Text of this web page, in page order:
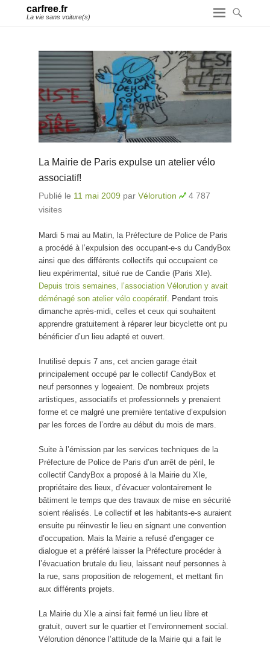
carfree.fr
La vie sans voiture(s)
La Mairie de Paris expulse un atelier vélo
associatif!
Publié le 11 mai 2009 par Vélorution
4 787
visites
Mardi 5 mai au Matin, la Préfecture de Police de Paris
a procédé à l’expulsion des occupant-e-s du CandyBox
ainsi que des différents collectifs qui occupaient ce
lieu expérimental, situé rue de Candie (Paris XIe).
Depuis trois semaines, l’association Vélorution y avait
déménagé son atelier vélo coopératif. Pendant trois
dimanche après-midi, celles et ceux qui souhaitent
apprendre gratuitement à réparer leur bicyclette ont pu
bénéficier d’un lieu adapté et ouvert.
Inutilisé depuis 7 ans, cet ancien garage était
principalement occupé par le collectif CandyBox et
neuf personnes y logeaient. De nombreux projets
artistiques, associatifs et professionnels y prenaient
forme et ce malgré une première tentative d’expulsion
par les forces de l’ordre au début du mois de mars.
Suite à l’émission par les services techniques de la
Préfecture de Police de Paris d’un arrêt de péril, le
collectif CandyBox a proposé à la Mairie du XIe,
propriétaire des lieux, d’évacuer volontairement le
bâtiment le temps que des travaux de mise en sécurité
soient réalisés. Le collectif et les habitants-e-s auraient
ensuite pu réinvestir le lieu en signant une convention
d’occupation. Mais la Mairie a refusé d’engager ce
dialogue et a préféré laisser la Préfecture procéder à
l’évacuation brutale du lieu, laissant neuf personnes à
la rue, sans proposition de relogement, et mettant fin
aux différents projets.
La Mairie du XIe a ainsi fait fermé un lieu libre et
gratuit, ouvert sur le quartier et l’environnement social.
Vélorution dénonce l’attitude de la Mairie qui a fait le